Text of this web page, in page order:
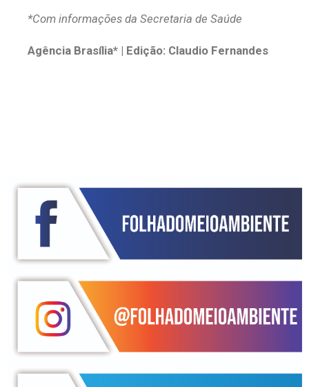
*Com informações da Secretaria de Saúde
Agência Brasília* | Edição: Claudio Fernandes